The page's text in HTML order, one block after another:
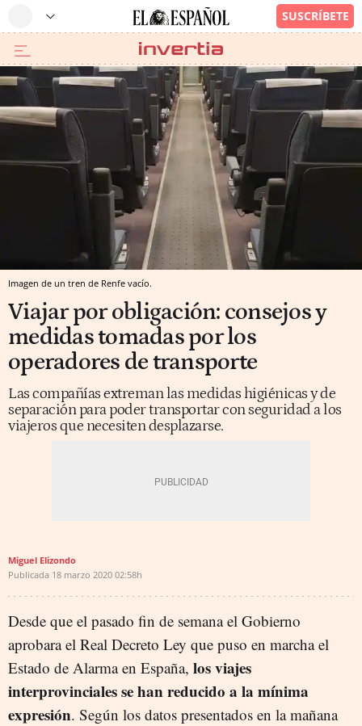
Imagen de un tren de Renfe vacío.
Viajar por obligación: consejos y
medidas tomadas por los
operadores de transporte
Las compañías extreman las medidas higiénicas y de
separación para poder transportar con seguridad a los
viajeros que necesiten desplazarse.
Miguel Elizondo
Publicada 18 marzo 2020 02:58h
Desde que el pasado fin de semana el Gobierno
aprobara el Real Decreto Ley que puso en marcha el
Estado de Alarma en España, los viajes
interprovinciales se han reducido a la mínima
expresión. Según los datos presentados en la mañana